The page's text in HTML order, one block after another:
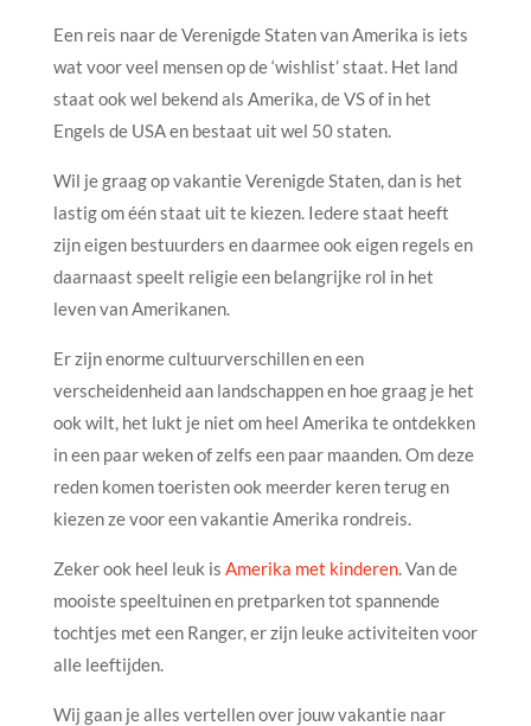
Een reis naar de Verenigde Staten van Amerika is iets
wat voor veel mensen op de ‘wishlist’ staat. Het land
staat ook wel bekend als Amerika, de VS of in het
Engels de USA en bestaat uit wel 50 staten.
Wil je graag op vakantie Verenigde Staten, dan is het
lastig om één staat uit te kiezen. Iedere staat heeft
zijn eigen bestuurders en daarmee ook eigen regels en
daarnaast speelt religie een belangrijke rol in het
leven van Amerikanen.
Er zijn enorme cultuurverschillen en een
verscheidenheid aan landschappen en hoe graag je het
ook wilt, het lukt je niet om heel Amerika te ontdekken
in een paar weken of zelfs een paar maanden. Om deze
reden komen toeristen ook meerder keren terug en
kiezen ze voor een vakantie Amerika rondreis.
Zeker ook heel leuk is Amerika met kinderen. Van de
mooiste speeltuinen en pretparken tot spannende
tochtjes met een Ranger, er zijn leuke activiteiten voor
alle leeftijden.
Wij gaan je alles vertellen over jouw vakantie naar